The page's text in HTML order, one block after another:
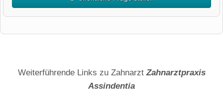
Weiterführende Links zu ZahnarztZahnarztpraxis
Assindentia